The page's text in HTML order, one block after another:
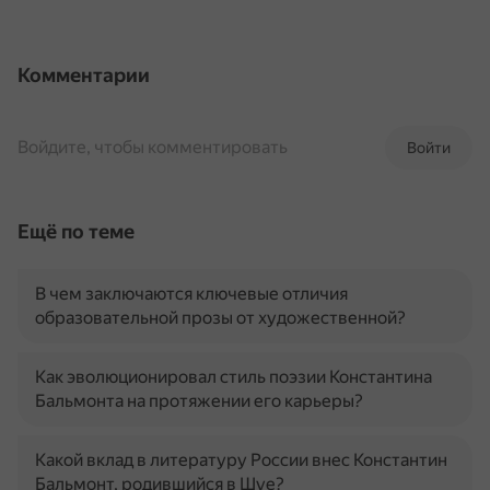
Комментарии
Войти
Войдите, чтобы комментировать
Ещё по теме
В чем заключаются ключевые отличия
образовательной прозы от художественной?
Как эволюционировал стиль поэзии Константина
Бальмонта на протяжении его карьеры?
Какой вклад в литературу России внес Константин
Бальмонт, родившийся в Шуе?